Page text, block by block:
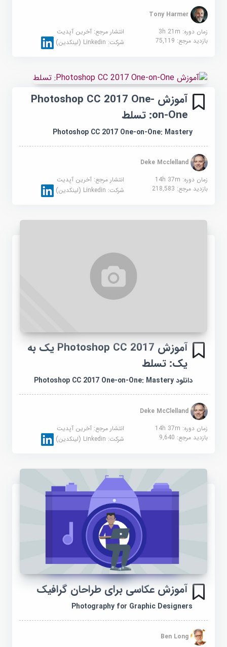
Tony Harmer
زمان دوره: 3h 21m
انتشار مرجع:آخرین آپدیت
بازدید مرجع:75,119 شرکت:Linkedin (لینکدین)
آموزش Photoshop CC 2017 One-
on-One: تسلط
Photoshop CC 2017 One-on-One: Mastery
Deke Mcclelland
زمان دوره: 14h 37m
انتشار مرجع:آخرین آپدیت
بازدید مرجع:218,583 شرکت:Linkedin (لینکدین)
آموزش Photoshop CC 2017 یک به
یک: تسلط
دانلود Photoshop CC 2017 One-on-One: Mastery
Deke McClelland
زمان دوره: 14h 37m
انتشار مرجع:آخرین آپدیت
بازدید مرجع:9,640 شرکت:Linkedin (لینکدین)
آموزش عکاسی برای طراحان گرافیک
Photography for Graphic Designers
Ben Long